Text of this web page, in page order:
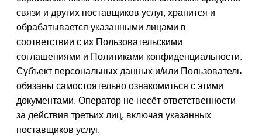
связи и других поставщиков услуг, хранится и
обрабатывается указанными лицами в
соответствии с их Пользовательскими
соглашениями и Политиками конфиденциальности.
Субъект персональных данных и/или Пользователь
обязаны самостоятельно ознакомиться с этими
документами. Оператор не несёт ответственности
за действия третьих лиц, включая указанных
поставщиков услуг.